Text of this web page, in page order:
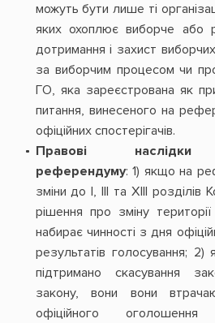
можуть бути лише ті
яких охоплює виборче або
дотримання і захист
за виборчим процесом чи
ГО, яка зареєстрована як
питання, винесеного на
офіційних спостерігачів.
Правові наслідки
референдуму: 1) якщо на
зміни до І, ІІІ та ХІІІ розділів
рішення про зміну
набирає чинності з дня
результатів голосування;
підтримано скасування
закону, вони вони
офіційного